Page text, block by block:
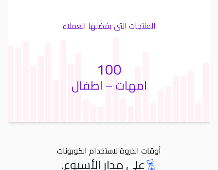
المنتجات التى يفضلها العملاء
100
امهات – اطفال
أوقات الذروة لاستخدام الكوبونات
على مدار الأسبوع.